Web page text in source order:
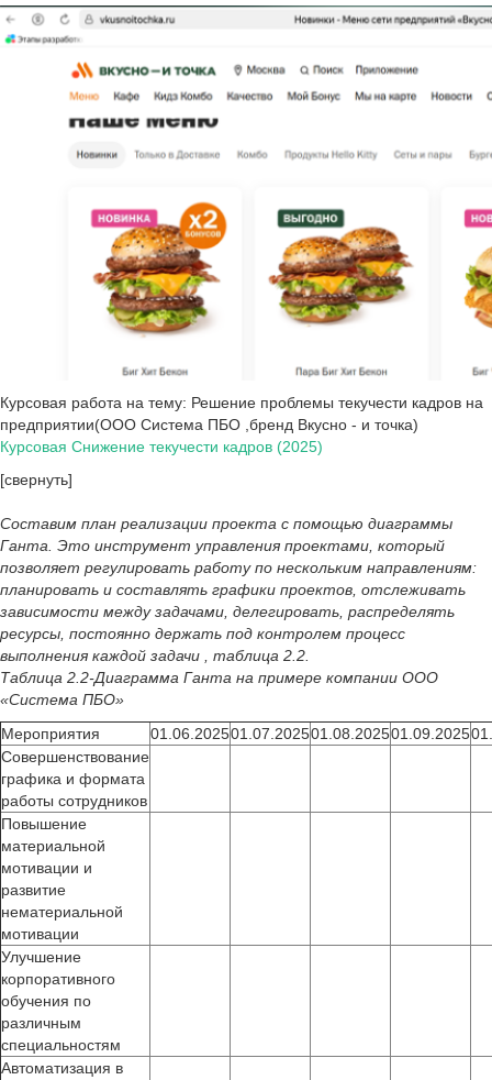
Курсовая работа на тему: Решение проблемы текучести кадров на
предприятии(ООО Система ПБО ,бренд Вкусно - и точка)
Курсовая Снижение текучести кадров (2025)
[свернуть]
Составим план реализации проекта с помощью диаграммы
Ганта. Это инструмент управления проектами, который
позволяет регулировать работу по нескольким направлениям:
планировать и составлять графики проектов, отслеживать
зависимости между задачами, делегировать, распределять
ресурсы, постоянно держать под контролем процесс
выполнения каждой задачи , таблица 2.2.
Таблица 2.2-Диаграмма Ганта на примере компании ООО
«Система ПБО»
Мероприятия
01.06.202501.07.202501.08.202501.09.2025
Совершенствование
графика и формата
работы сотрудников
Повышение
материальной
мотивации и
развитие
нематериальной
мотивации
Улучшение
корпоративного
обучения по
различным
специальностям
Автоматизация в